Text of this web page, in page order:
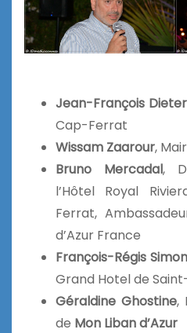
Jean-François
Cap-Ferrat
Wissam Zaarour,
Bruno Mercadal,
l’Hôtel Royal
Ferrat,
d’Azur France
François-Régis
Grand Hotel de
Géraldine Ghostine,
de Mon Liban d’Azur